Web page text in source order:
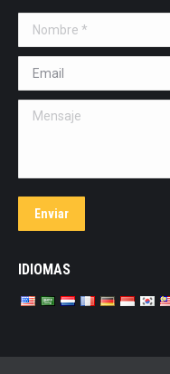
Nombre *
Email *
Mensaje
Enviar
IDIOMAS